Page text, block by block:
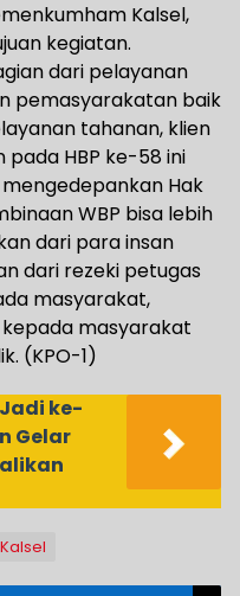
Kalsel,
kegiatan.
dari pelayanan
pemasyarakatan baik
tahanan, klien
HBP ke-58 ini
Hak
WBP bisa lebih
dari para insan
dari rezeki petugas
masyarakat,
masyarakat
(KPO-1)
ke-
Gelar